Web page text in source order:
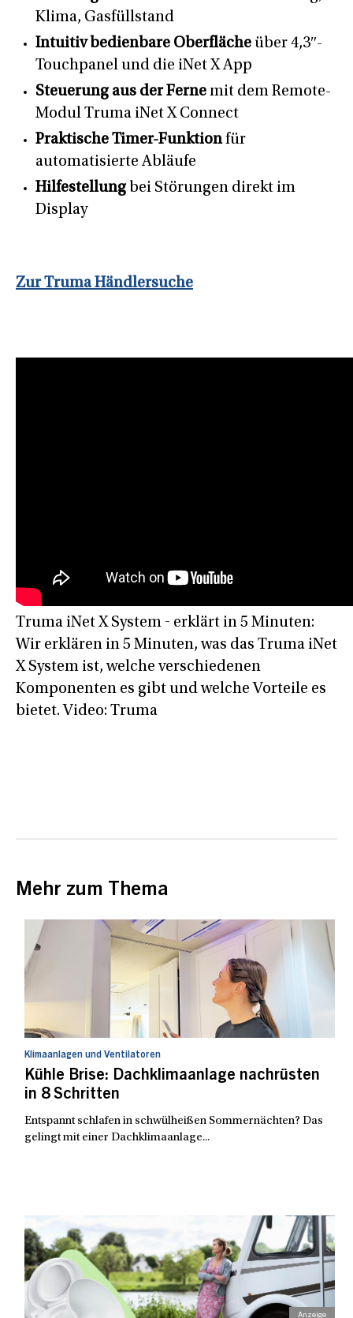
Klima, Gasfüllstand
Intuitiv bedienbare Oberfläche über 4,3″-
Touchpanel und die iNet X App
Steuerung aus der Ferne mit dem Remote-
Modul Truma iNet X Connect
Praktische Timer-Funktionfür
automatisierte Abläufe
Hilfestellung bei Störungen direkt im
Display
Zur Truma Händlersuche
Truma iNet X System ‒ erklärt in 5 Minuten:
Wir erklären in 5 Minuten, was das Truma iNet
X System ist, welche verschiedenen
Komponenten es gibt und welche Vorteile es
bietet. Video: Truma
Mehr zum Thema
Klimaanlagen und Ventilatoren
Kühle Brise: Dachklimaanlage nachrüsten
in 8 Schritten
Entspannt schlafen in schwülheißen Sommernächten? Das
gelingt mit einer Dachklimaanlage...